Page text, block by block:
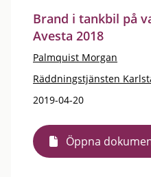
Brand i tankbil på
Avesta 2018
Palmquist Morgan
Räddningstjänsten
2019-04-20
Öppna